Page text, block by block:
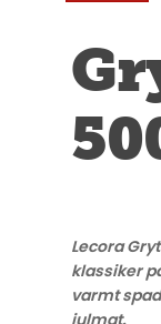
Lecora
klassiker
varmt